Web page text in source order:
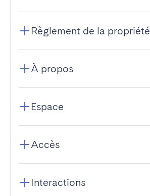
Règlement de la propriété
À propos
Espace
Accès
Interactions